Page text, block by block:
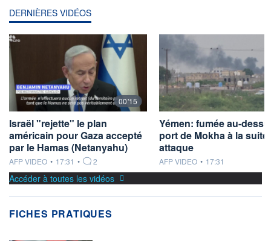
DERNIÈRES VIDÉOS
00'15
Israël "rejette" le plan
américain pour Gaza accepté
par le Hamas (Netanyahu)
information fournie par
AFP VIDEO • 17:31 • 2
Yémen: fumée au-
port de Mokha à la
attaque
information fournie par
AFP VIDEO • 17:31
Accéder à toutes les vidéos
FICHES PRATIQUES